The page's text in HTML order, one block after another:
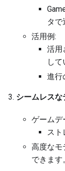
タ
活用例:
活用
して
進行
シームレス
ゲームデ
スト
高度なモ
できます